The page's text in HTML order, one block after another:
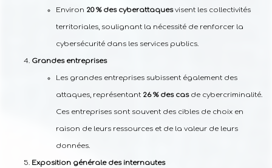
Environ 20 % des cyberattaquesvisent les collectivités
territoriales, soulignant la nécessité de renforcer la
cybersécurité dans les services publics.
Grandes entreprises
Les grandes entreprises subissent également des
attaques, représentant 26 % des casde cybercriminalité.
Ces entreprises sont souvent des cibles de choix en
raison de leurs ressources et de la valeur de leurs
données.
Exposition générale des internautes